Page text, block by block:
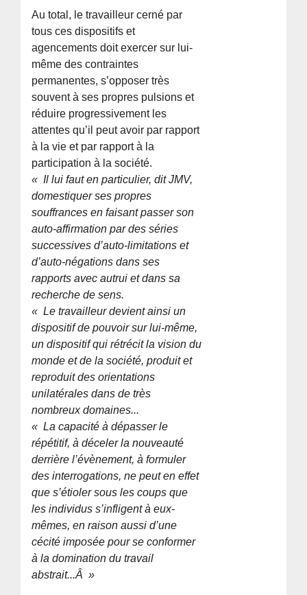
Au total, le travailleur cerné par
tous ces dispositifs et
agencements doit exercer sur lui-
même des contraintes
permanentes, s’opposer très
souvent à ses propres pulsions et
réduire progressivement les
attentes qu’il peut avoir par rapport
à la vie et par rapport à la
participation à la société.
« Il lui faut en particulier, dit JMV,
domestiquer ses propres
souffrances en faisant passer son
auto-affirmation par des séries
successives d’auto-limitations et
d’auto-négations dans ses
rapports avec autrui et dans sa
recherche de sens.
« Le travailleur devient ainsi un
dispositif de pouvoir sur lui-même,
un dispositif qui rétrécit la vision du
monde et de la société, produit et
reproduit des orientations
unilatérales dans de très
nombreux domaines...
« La capacité à dépasser le
répétitif, à déceler la nouveauté
derrière l’évènement, à formuler
des interrogations, ne peut en effet
que s’étioler sous les coups que
les individus s’infligent à eux-
mêmes, en raison aussi d’une
cécité imposée pour se conformer
à la domination du travail
abstrait...Â »